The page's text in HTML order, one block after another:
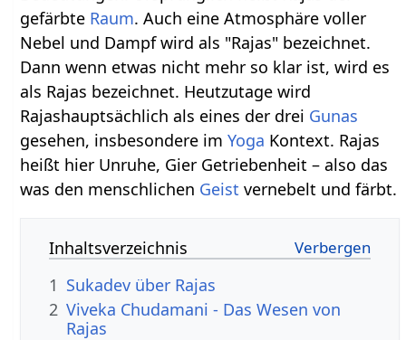
gefärbte Raum. Auch eine Atmosphäre voller
Nebel und Dampf wird als "Rajas" bezeichnet.
Dann wenn etwas nicht mehr so klar ist, wird es
als Rajas bezeichnet. Heutzutage wird
Rajashauptsächlich als eines der drei Gunas
gesehen, insbesondere imYoga Kontext. Rajas
heißt hier Unruhe, Gier Getriebenheit – also das
was den menschlichen Geist vernebelt und färbt.
Inhaltsverzeichnis
1 Sukadev über Rajas
2 Viveka Chudamani - Das Wesen von
Rajas